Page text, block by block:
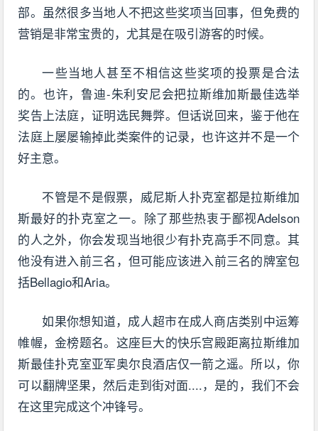
部。虽然很多当地人不把这些奖项当回事，但免费的
营销是非常宝贵的，尤其是在吸引游客的时候。
一些当地人甚至不相信这些奖项的投票是合法
的。也许，鲁迪-朱利安尼会把拉斯维加斯最佳选举
奖告上法庭，证明选民舞弊。但话说回来，鉴于他在
法庭上屡屡输掉此类案件的记录，也许这并不是一个
好主意。
不管是不是假票，威尼斯人扑克室都是拉斯维加
斯最好的扑克室之一。除了那些热衷于鄙视Adelson
的人之外，你会发现当地很少有扑克高手不同意。其
他没有进入前三名，但可能应该进入前三名的牌室包
括Bellagio和Aria。
如果你想知道，成人超市在成人商店类别中运筹
帷幄，金榜题名。这座巨大的快乐宫殿距离拉斯维加
斯最佳扑克室亚军奥尔良酒店仅一箭之遥。所以，你
可以翻牌坚果，然后走到街对面....，是的，我们不会
在这里完成这个冲锋号。